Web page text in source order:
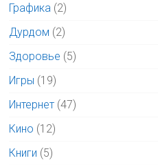
Графика (2)
Дурдом (2)
Здоровье (5)
Игры (19)
Интернет (47)
Кино (12)
Книги (5)